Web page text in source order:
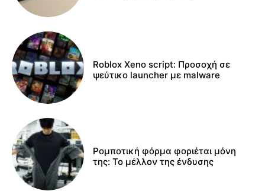
Roblox Xeno script: Προσοχή σε
ψεύτικο launcher με malware
Ρομποτική φόρμα φοριέται μόνη
της: Το μέλλον της ένδυσης